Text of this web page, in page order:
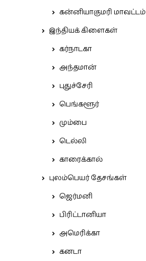
கன்னியாகுமரி மாவட்டம்
இந்தியக் கிளைகள்
கர்நாடகா
அந்தமான்
புதுச்சேரி
பெங்களூர்
மும்பை
டெல்லி
காரைக்கால்
புலம்பெயர் தேசங்கள்
ஜெர்மனி
பிரிட்டானியா
அமெரிக்கா
கனடா